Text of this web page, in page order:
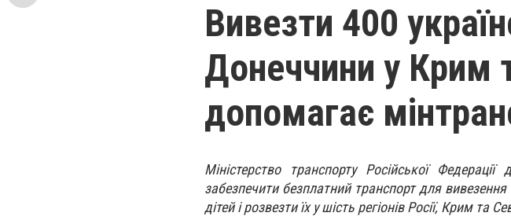
Вивезти 400
Донеччини у Крим
допомагає
Міністерство транспорту Російської
забезпечити безплатний транспорт для вивезення
дітей і розвезти їх у шість регіонів Росії, Крим та